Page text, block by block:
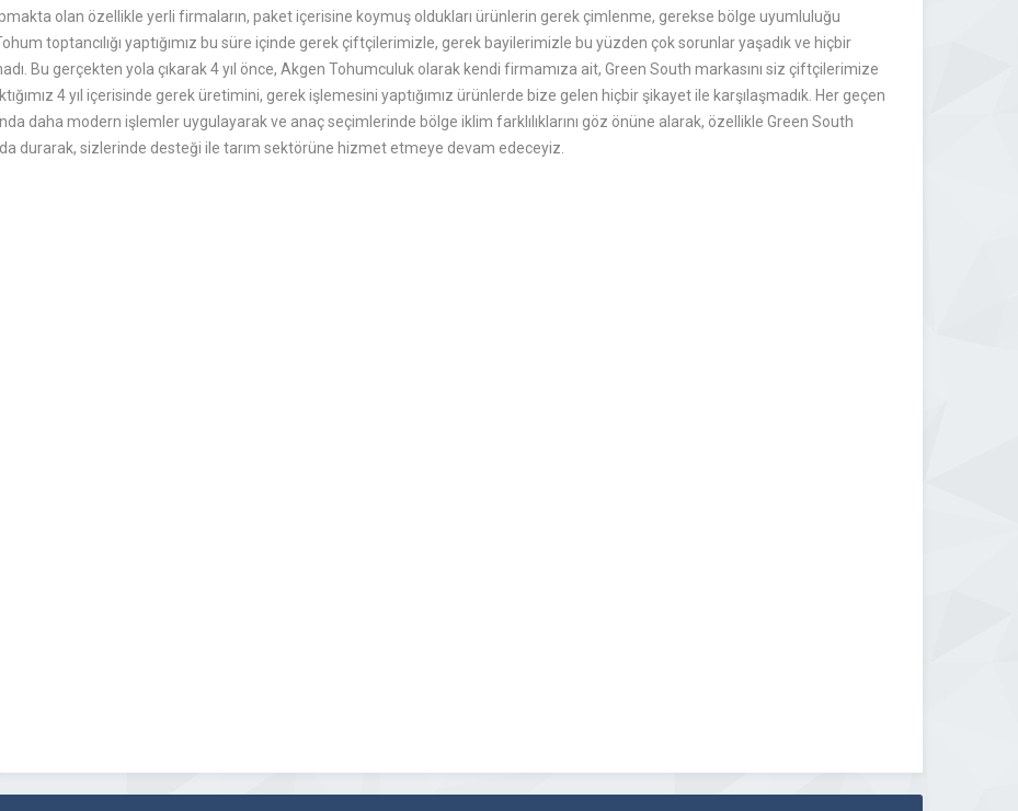
olan özellikle yerli firmaların, paket içerisine koymuş oldukları ürünlerin gerek çimlenme, gerekse bölge uyumluluğu
toptancılığı yaptığımız bu süre içinde gerek çiftçilerimizle, gerek bayilerimizle bu yüzden çok sorunlar yaşadık ve hiçbir
Bu gerçekten yola çıkarak 4 yıl önce, Akgen Tohumculuk olarak kendi firmamıza ait, Green South markasını siz çiftçilerimize
4 yıl içerisinde gerek üretimini, gerek işlemesini yaptığımız ürünlerde bize gelen hiçbir şikayet ile karşılaşmadık. Her geçen
daha modern işlemler uygulayarak ve anaç seçimlerinde bölge iklim farklılıklarını göz önüne alarak, özellikle Green South
durarak, sizlerinde desteği ile tarım sektörüne hizmet etmeye devam edeceyiz.